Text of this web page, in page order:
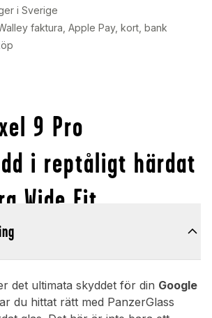
i Sverige
faktura, Apple Pay, kort, bank
9 Pro
i reptåligt härdat
Wide Fit
det ultimata skyddet för din Google
du hittat rätt med PanzerGlass